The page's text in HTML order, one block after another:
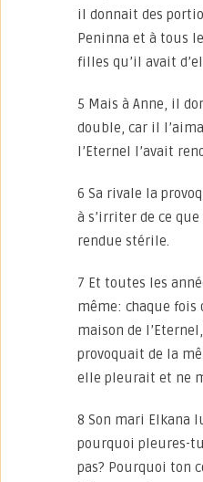
il donnait des
Peninna et à tous
filles qu’il avait
5 Mais à Anne, il
double, car il
l’Eternel l’avait
6 Sa rivale la
à s’irriter de ce que
rendue stérile.
7 Et toutes les
même: chaque fois
maison de
provoquait de la
elle pleurait et ne
8 Son mari Elkana
pourquoi pleures-
pas? Pourquoi ton